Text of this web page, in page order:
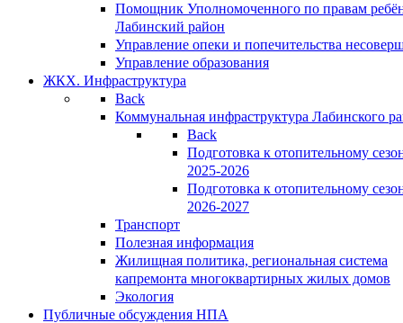
Помощник Уполномоченного по правам
Лабинский район
Управление опеки и попечительства
Управление образования
ЖКХ. Инфраструктура
Back
Коммунальная инфраструктура Лабинского
Back
Подготовка к отопительному
2025-2026
Подготовка к отопительному
2026-2027
Транспорт
Полезная информация
Жилищная политика, региональная система
капремонта многоквартирных жилых домов
Экология
Публичные обсуждения НПА